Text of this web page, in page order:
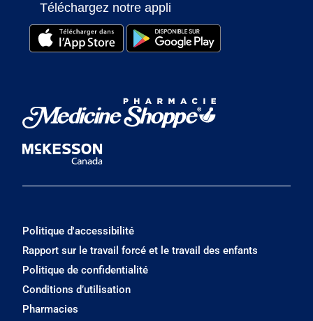
Téléchargez notre appli
Politique d'accessibilité
Rapport sur le travail forcé et le travail des enfants
Politique de confidentialité
Conditions d’utilisation
Pharmacies